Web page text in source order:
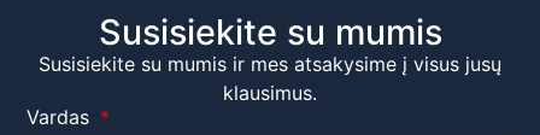
Susisiekite su mumis
Susisiekite su mumis ir mes atsakysime į visus jusų
klausimus.
Vardas